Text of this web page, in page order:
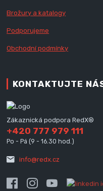
Brožury a katalogy
Podporujeme
Obchodní podmínky
KONTAKTUJTE
Zákaznická podpora RedX®
+420 777 979 111
Po - Pá (9 - 16.30 hod.)
info@redx.cz